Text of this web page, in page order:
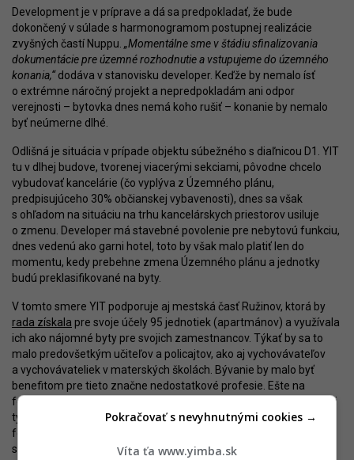
Development je v príprave a dá sa predpokladať, že bude
dokončený v súlade s harmonogramom postupnej realizácie
zvyšných častí Nuppu. „Momentálne sme v štádiu sfinalizovania
dokumentácie pre územné rozhodnutie a vstupujeme do územného
konania,“dodáva v stanovisku developer. Keďže by nemalo ísť
o extrémne náročný projekt a nepredpokladám ani odpor
verejnosti – bytovka dnes nemá koho rušiť – konanie by nemalo
byť neúmerne dlhé.
Odlišná je situácia v prípade objektu súbežného s diaľnicou D1. YIT
tu v dlhej budove, tvorenej viacerými sekciami, pôvodne chcelo
vybudovať kancelárie (čo vyplýva z Územného plánu,
predpisujúceho 30% občianskej vybavenosti), dnes sa však
s ohľadom na situáciu na trhu kancelárskych priestorov usiluje
o zmenu. Developer má stavebné povolenie pre nebytovú funkciu,
dnes vedenú ako garni hotel, toto by však malo platiť len do
momentu, kedy prebehne zmena Územného plánu a jednotky
budú preklasifikované na byty.
V tomto smere YIT podporuje aj mestská časť Ružinov, ktorá by
rada získala pre svoje účely 95 jednotiek (apartmánov) a využívala
ich ako nájomné byty pre svojich zamestnancov. Týkať by sa to
malo predovšetkým učiteľov a policajtov, ako aj vychovávateľov
a vychovávateliek v materských školách. Bývanie by malo byť
benefitom pre tieto značne nedostatkové profesie. Ešte na
februárovom miestnom zastupiteľstve sa diskutovalo o možnosti
týchto 95 jednotiek odkúpiť a využiť na to prostriedky zo Štátneho
fondu rozvoja bývania alebo z komerčnej pôžičky. Poslanci
schválili pokračovanie rokovaní.Víta ťa www.yimba.sk
Pokračovať s nevyhnutnými cookies →